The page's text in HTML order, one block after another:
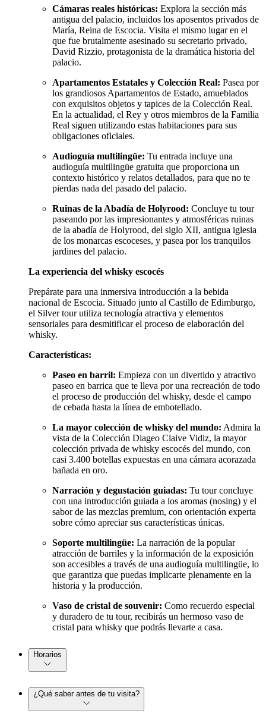
Cámaras reales históricas: Explora la sección más
antigua del palacio, incluidos los aposentos privados de
María, Reina de Escocia. Visita el mismo lugar en el
que fue brutalmente asesinado su secretario privado,
David Rizzio, protagonista de la dramática historia del
palacio.
Apartamentos Estatales y Colección Real: Pasea por
los grandiosos Apartamentos de Estado, amueblados
con exquisitos objetos y tapices de la Colección Real.
En la actualidad, el Rey y otros miembros de la Familia
Real siguen utilizando estas habitaciones para sus
obligaciones oficiales.
Audioguía multilingüe: Tu entrada incluye una
audioguía multilingüe gratuita que proporciona un
contexto histórico y relatos detallados, para que no te
pierdas nada del pasado del palacio.
Ruinas de la Abadía de Holyrood: Concluye tu tour
paseando por las impresionantes y atmosféricas ruinas
de la abadía de Holyrood, del siglo XII, antigua iglesia
de los monarcas escoceses, y pasea por los tranquilos
jardines del palacio.
La experiencia del whisky escocés
Prepárate para una inmersiva introducción a la bebida
nacional de Escocia. Situado junto al Castillo de Edimburgo,
el Silver tour utiliza tecnología atractiva y elementos
sensoriales para desmitificar el proceso de elaboración del
whisky.
Características:
Paseo en barril: Empieza con un divertido y atractivo
paseo en barrica que te lleva por una recreación de todo
el proceso de producción del whisky, desde el campo
de cebada hasta la línea de embotellado.
La mayor colección de whisky del mundo: Admira la
vista de la Colección Diageo Claive Vidiz, la mayor
colección privada de whisky escocés del mundo, con
casi 3.400 botellas expuestas en una cámara acorazada
bañada en oro.
Narración y degustación guiadas: Tu tour concluye
con una introducción guiada a los aromas (nosing) y el
sabor de las mezclas premium, con orientación experta
sobre cómo apreciar sus características únicas.
Soporte multilingüe: La narración de la popular
atracción de barriles y la información de la exposición
son accesibles a través de una audioguía multilingüe, lo
que garantiza que puedas implicarte plenamente en la
historia y la producción.
Vaso de cristal de souvenir: Como recuerdo especial
y duradero de tu tour, recibirás un hermoso vaso de
cristal para whisky que podrás llevarte a casa.
Horarios
¿Qué saber antes de tu visita?